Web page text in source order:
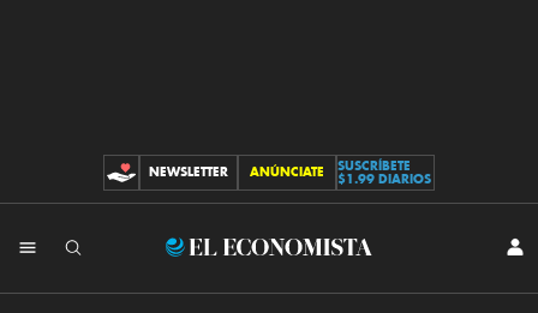
CONTRIBUCIONES
NEWSLETTER ANÚNCIATE
SUSCRÍBETE
$1.99 DIARIOS
El